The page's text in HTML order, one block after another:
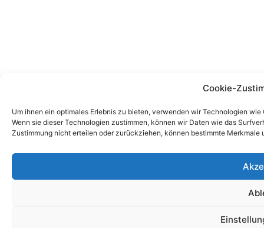
Cookie-
Um ihnen ein optimales Erlebnis zu bieten, verwenden wir Technologien
Wenn sie dieser Technologien zustimmen, können wir Daten wie das
Zustimmung nicht erteilen oder zurückziehen, können bestimmte